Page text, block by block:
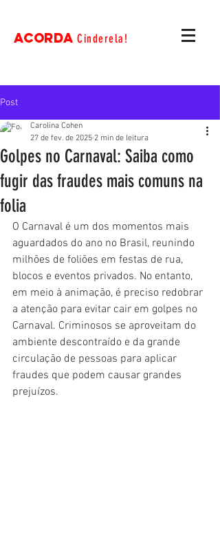
ACORDACinderela!
Post
Golpes no Carnaval: Saiba como
fugir das fraudes mais comuns na
folia
Carolina Cohen
27 de fev. de 2025 2 min de leitura
O Carnaval é um dos momentos mais
aguardados do ano no Brasil, reunindo
milhões de foliões em festas de rua,
blocos e eventos privados. No entanto,
em meio à animação, é preciso redobrar
a atenção para evitar cair em golpes no
Carnaval. Criminosos se aproveitam do
ambiente descontraído e da grande
circulação de pessoas para aplicar
fraudes que podem causar grandes
prejuízos.